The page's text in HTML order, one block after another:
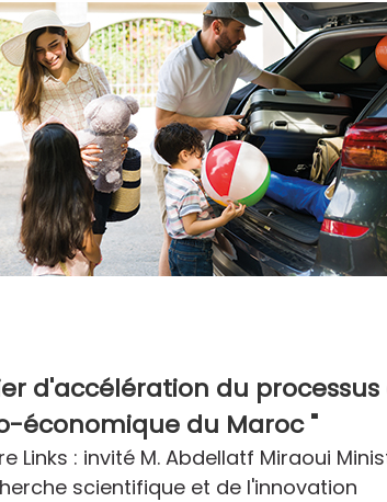
d'accélération du processus
économique du Maroc "
: invité M. Abdellatf Miraoui
scientifique et de l'innovation